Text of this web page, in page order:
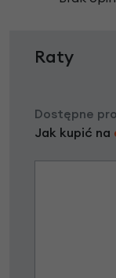
Raty
Dostępne
Jak kupić na